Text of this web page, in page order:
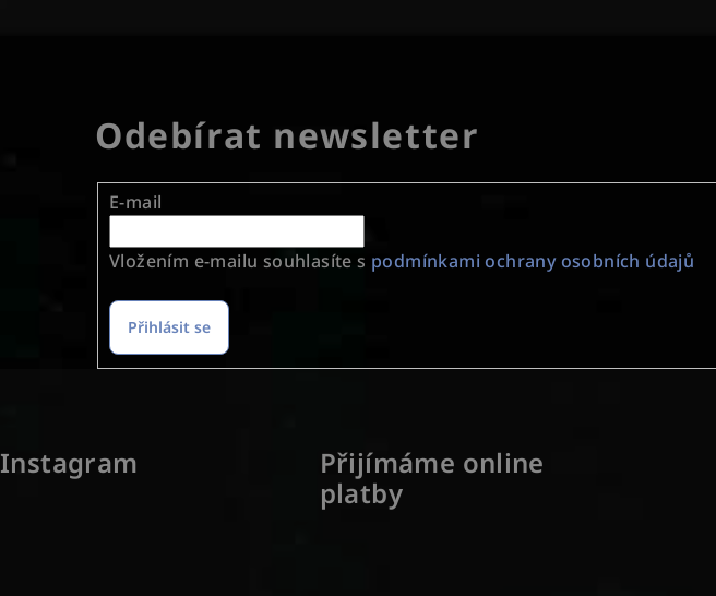
Odebírat newsletter
E-mail
Vložením e-mailu souhlasíte s podmínkami ochrany osobních údajů
Přihlásit se
Instagram
Přijímáme online
platby